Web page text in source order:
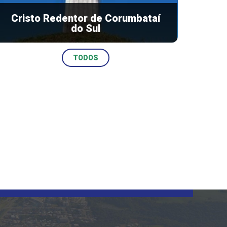
DAIANE DE FÁTIMA DO AMARAL
DE INDÚSTRIA E COMÉRCIO
Cristo Redentor de Corumbataí
do Sul
TODOS